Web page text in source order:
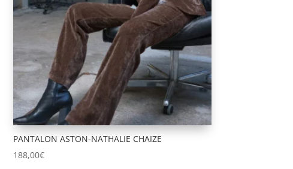
PANTALON ASTON-NATHALIE CHAIZE
188,00€